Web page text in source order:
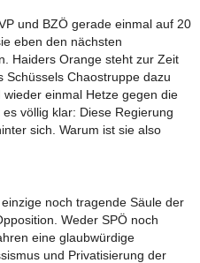
und BZÖ gerade einmal auf 20
eben den nächsten
Haiders Orange steht zur Zeit
Schüssels Chaostruppe dazu
einmal Hetze gegen die
völlig klar: Diese Regierung
sich. Warum ist sie also
noch tragende Säule der
Weder SPÖ noch
eine glaubwürdige
und Privatisierung der